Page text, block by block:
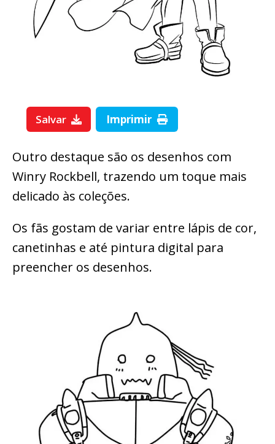
Salvar Imprimir
Outro destaque são os desenhos com
Winry Rockbell, trazendo um toque mais
delicado às coleções.
Os fãs gostam de variar entre lápis de cor,
canetinhas e até pintura digital para
preencher os desenhos.